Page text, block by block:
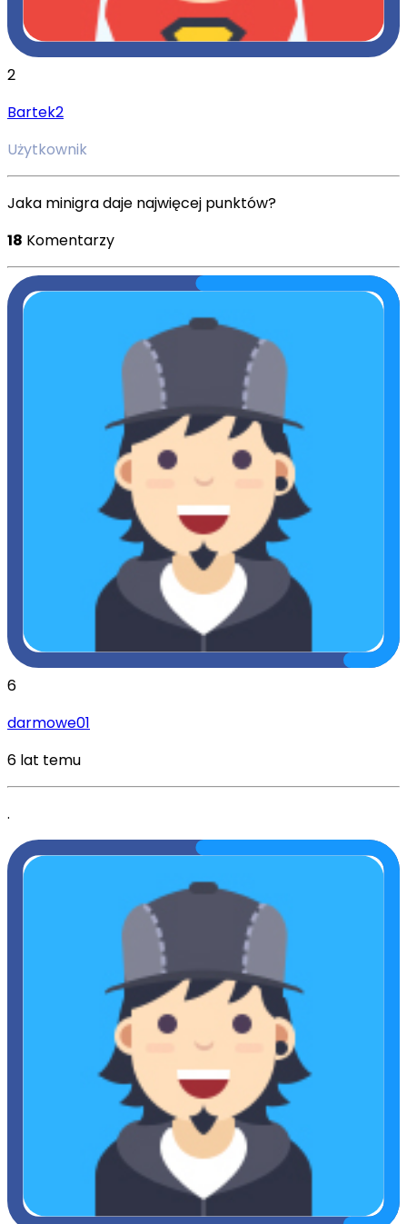
2
Bartek2
Użytkownik
Jaka minigra daje najwięcej punktów?
18 Komentarzy
6
darmowe01
6 lat temu
.